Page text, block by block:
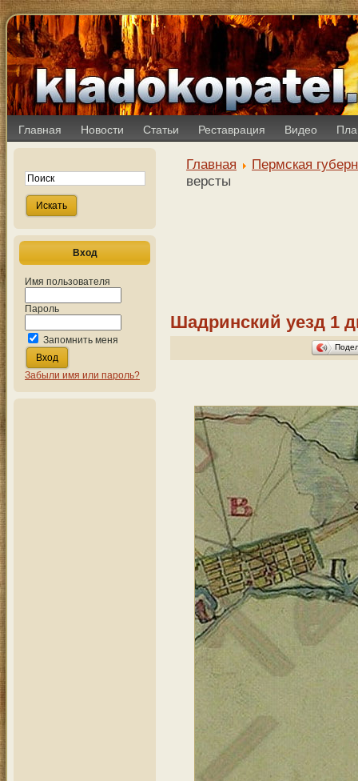
Главная Новости Статьи Реставрация Видео
Вход
Имя пользователя
Пароль
Запомнить меня
Забыли имя или пароль?
Главная
Пермская
версты
Шадринский уезд 1